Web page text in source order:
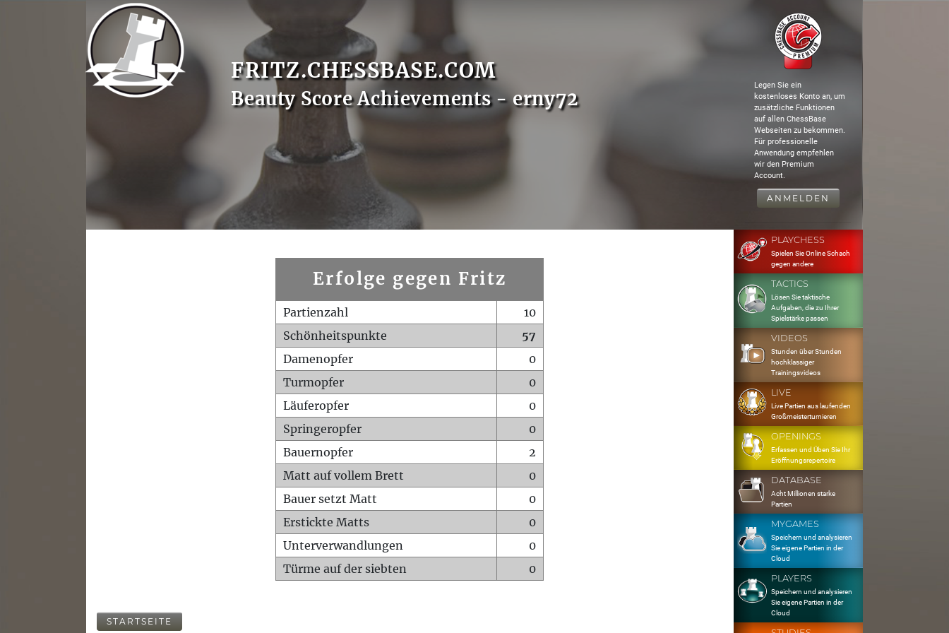
FRITZ.CHESSBASE.COM
Beauty Score Achievements - erny72
Legen Sie ein
kostenloses Konto an, um
zusätzliche Funktionen
auf allen ChessBase
Webseiten zu bekommen.
Für professionelle
Anwendung empfehlen
wir den Premium
Account.
ANMELDEN
Erfolge gegen Fritz
Partienzahl
10
Schönheitspunkte
57
Damenopfer
0
Turmopfer
0
Läuferopfer
0
Springeropfer
0
Bauernopfer
2
Matt auf vollem Brett
0
Bauer setzt Matt
0
Erstickte Matts
0
Unterverwandlungen
0
Türme auf der siebten
0
STARTSEITE
PLAYCHESS
Spielen Sie Online Schach
gegen andere
TACTICS
Lösen Sie taktische
Aufgaben, die zu Ihrer
Spielstärke passen
VIDEOS
Stunden über Stunden
hochklassiger
Trainingsvideos
LIVE
Live Partien aus laufenden
Großmeisterturnieren
OPENINGS
Erfassen und Üben Sie Ihr
Eröffnungsrepertoire
DATABASE
Acht Millionen starke
Partien
MYGAMES
Speichern und analysieren
Sie eigene Partien in der
Cloud
PLAYERS
Speichern und analysieren
Sie eigene Partien in der
Cloud